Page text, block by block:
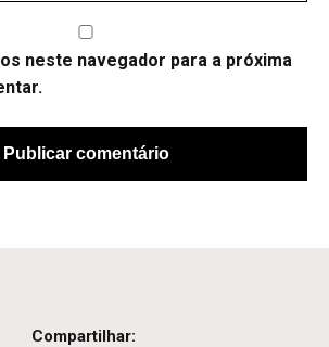
neste navegador para a próxima
Compartilhar: